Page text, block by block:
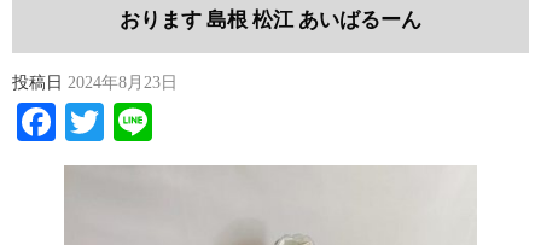
おります 島根 松江 あいばるーん
投稿日 2024年8月23日
Facebook
Twitter